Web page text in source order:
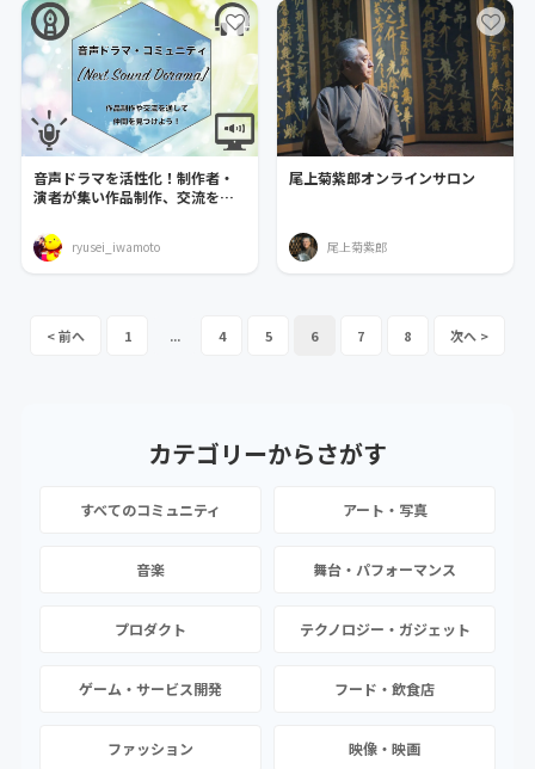
音声ドラマを活性化！制作者・
演者が集い作品制作、交流をす
ryusei_iwamoto
尾上菊紫郎オンラインサロン
尾上菊紫郎
1 ... 4 5 6 7 8
カテゴリーからさがす
すべてのコミュニティ アート・写真
音楽 舞台・パフォーマンス
プロダクト テクノロジー・ガジェット
ゲーム・サービス開発 フード・飲食店
ファッション 映像・映画